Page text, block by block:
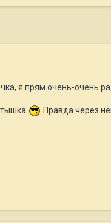
я прям очень-очень
Правда через